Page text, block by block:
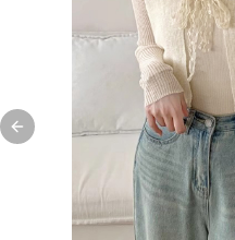
Previous slide